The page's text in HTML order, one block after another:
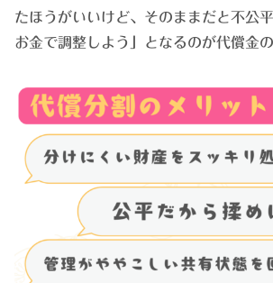
たほうがいいけど、そのままだと不公
お金で調整しよう」となるのが代償金の